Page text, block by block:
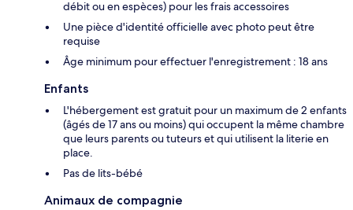
débit ou en espèces) pour les frais accessoires
Une pièce d'identité officielle avec photo peut être
requise
Âge minimum pour effectuer l'enregistrement : 18 ans
Enfants
L'hébergement est gratuit pour un maximum de 2 enfants
(âgés de 17 ans ou moins) qui occupent la même chambre
que leurs parents ou tuteurs et qui utilisent la literie en
place.
Pas de lits-bébé
Animaux de compagnie